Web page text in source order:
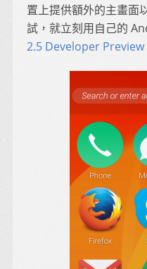
置上提供額外的主畫面
試，就立刻用自己的
2.5 Developer Preview